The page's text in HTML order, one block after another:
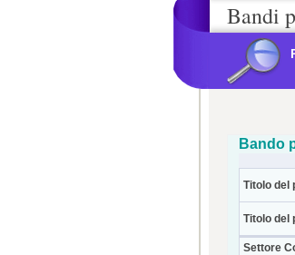
Bandi
Bando
Titolo del
Titolo del
Settore